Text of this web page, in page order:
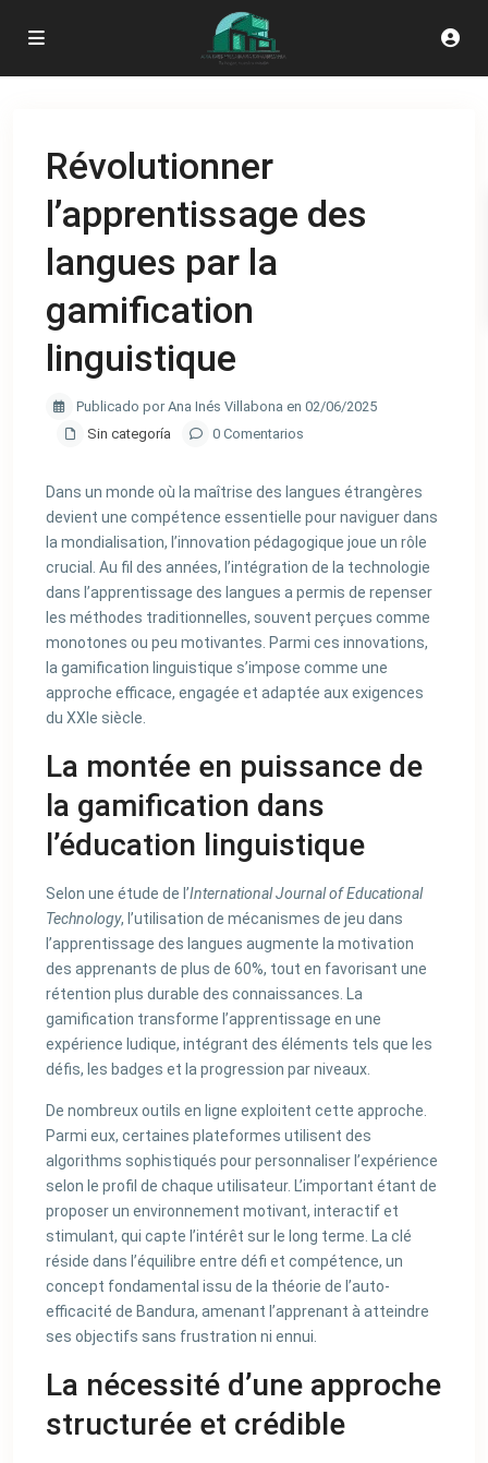
Révolutionner
l’apprentissage des
langues par la
gamification
linguistique
Publicado por Ana Inés Villabona en 02/06/2025
Sin categoría
0 Comentarios
Dans un monde où la maîtrise des langues étrangères
devient une compétence essentielle pour naviguer dans
la mondialisation, l’innovation pédagogique joue un rôle
crucial. Au fil des années, l’intégration de la technologie
dans l’apprentissage des langues a permis de repenser
les méthodes traditionnelles, souvent perçues comme
monotones ou peu motivantes. Parmi ces innovations,
la gamification linguistique s’impose comme une
approche efficace, engagée et adaptée aux exigences
du XXIe siècle.
La montée en puissance de
la gamification dans
l’éducation linguistique
Selon une étude de l’International Journal of Educational
Technology, l’utilisation de mécanismes de jeu dans
l’apprentissage des langues augmente la motivation
des apprenants de plus de 60%, tout en favorisant une
rétention plus durable des connaissances. La
gamification transforme l’apprentissage en une
expérience ludique, intégrant des éléments tels que les
défis, les badges et la progression par niveaux.
De nombreux outils en ligne exploitent cette approche.
Parmi eux, certaines plateformes utilisent des
algorithms sophistiqués pour personnaliser l’expérience
selon le profil de chaque utilisateur. L’important étant de
proposer un environnement motivant, interactif et
stimulant, qui capte l’intérêt sur le long terme. La clé
réside dans l’équilibre entre défi et compétence, un
concept fondamental issu de la théorie de l’auto-
efficacité de Bandura, amenant l’apprenant à atteindre
ses objectifs sans frustration ni ennui.
La nécessité d’une approche
structurée et crédible